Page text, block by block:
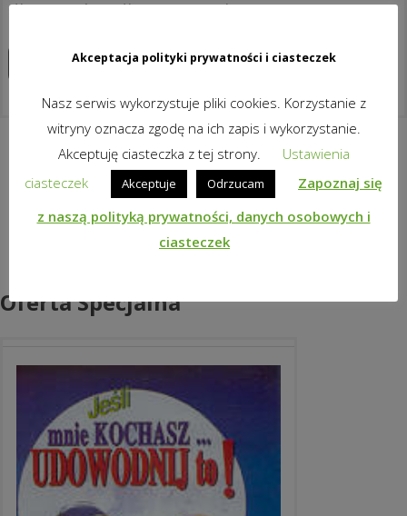
dla uczniów i dla nauczycieli!
Zapoznaj się z produktem
Oferta Specjalna
Akceptacja polityki prywatności i ciasteczek
Nasz serwis wykorzystuje pliki cookies. Korzystanie z
witryny oznacza zgodę na ich zapis i wykorzystanie.
Akceptuję ciasteczka z tej strony.
Ustawienia
ciasteczek
Akceptuje Odrzucam
Zapoznaj się
z naszą polityką prywatności, danych osobowych i
ciasteczek